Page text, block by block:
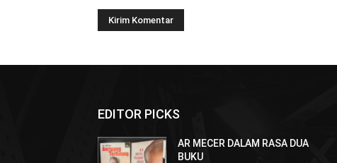
EDITOR PICKS
AR MECER DALAM RASA DUA
BUKU